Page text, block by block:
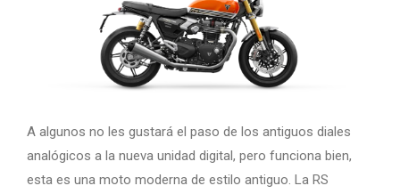
A algunos no les gustará el paso de los antiguos diales
analógicos a la nueva unidad digital, pero funciona bien,
esta es una moto moderna de estilo antiguo. La RS